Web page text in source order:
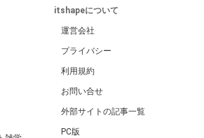
itshapeについて
運営会社
プライバシー
利用規約
お問い合せ
外部サイトの記事一覧
PC版